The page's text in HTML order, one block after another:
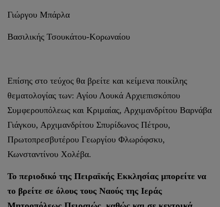
Γιώργου Μπάρλα
Βασιλικής Τσουκάτου-Κορωναίου
Επίσης στο τεύχος θα βρείτε και κείμενα ποικίλης
θεματολογίας των: Αγίου Λουκά Αρχιεπισκόπου
Συμφερουπόλεως και Κριμαίας, Αρχιμανδρίτου Βαρνάβα
Γιάγκου, Αρχιμανδρίτου Σπυρίδωνος Πέτρου,
Πρωτοπρεσβυτέρου Γεωργίου Φλωρόφσκυ,
Κωνσταντίνου Χολέβα.
Το περιοδικό της Πειραϊκής Εκκλησίας μπορείτε να
το βρείτε σε όλους τους Ναούς της Ιεράς